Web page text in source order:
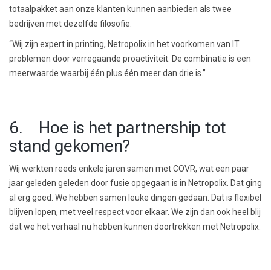
totaalpakket aan onze klanten kunnen aanbieden als twee
bedrijven met dezelfde filosofie.
“Wij zijn expert in printing, Netropolix in het voorkomen van IT
problemen door verregaande proactiviteit. De combinatie is een
meerwaarde waarbij één plus één meer dan drie is.”
6. Hoe is het partnership tot
stand gekomen?
Wij werkten reeds enkele jaren samen met COVR, wat een paar
jaar geleden geleden door fusie opgegaan is in Netropolix. Dat ging
al erg goed. We hebben samen leuke dingen gedaan. Dat is flexibel
blijven lopen, met veel respect voor elkaar. We zijn dan ook heel blij
dat we het verhaal nu hebben kunnen doortrekken met Netropolix.